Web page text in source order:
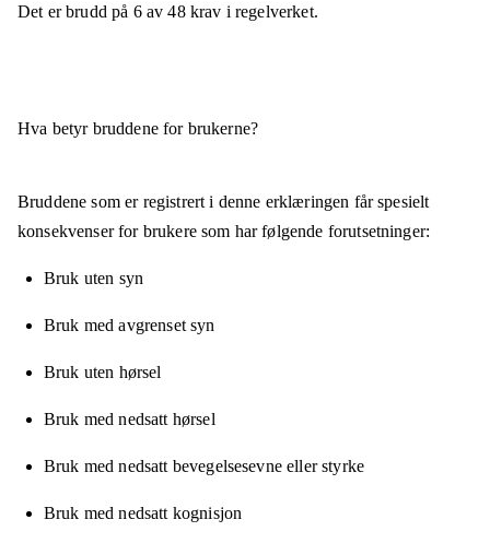
Det er brudd på 6av48krav i regelverket.
Hva betyr bruddene for brukerne?
Bruddene som er registrert i denne erklæringen får spesielt
konsekvenser for brukere som har følgende forutsetninger:
Bruk uten syn
Bruk med avgrenset syn
Bruk uten hørsel
Bruk med nedsatt hørsel
Bruk med nedsatt bevegelsesevne eller styrke
Bruk med nedsatt kognisjon